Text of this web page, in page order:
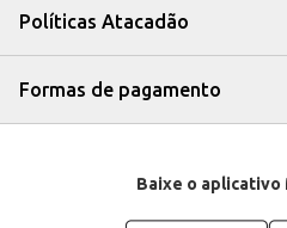
Políticas Atacadão
Formas de pagamento
Baixe o aplicativo